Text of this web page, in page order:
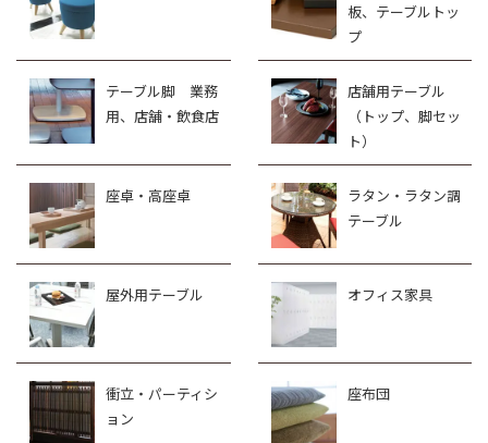
板、テーブルトッ
プ
テーブル脚 業務
用、店舗・飲食店
店舗用テーブル
（トップ、脚セッ
ト）
座卓・高座卓
ラタン・ラタン調
テーブル
屋外用テーブル オフィス家具
衝立・パーティシ
ョン
座布団